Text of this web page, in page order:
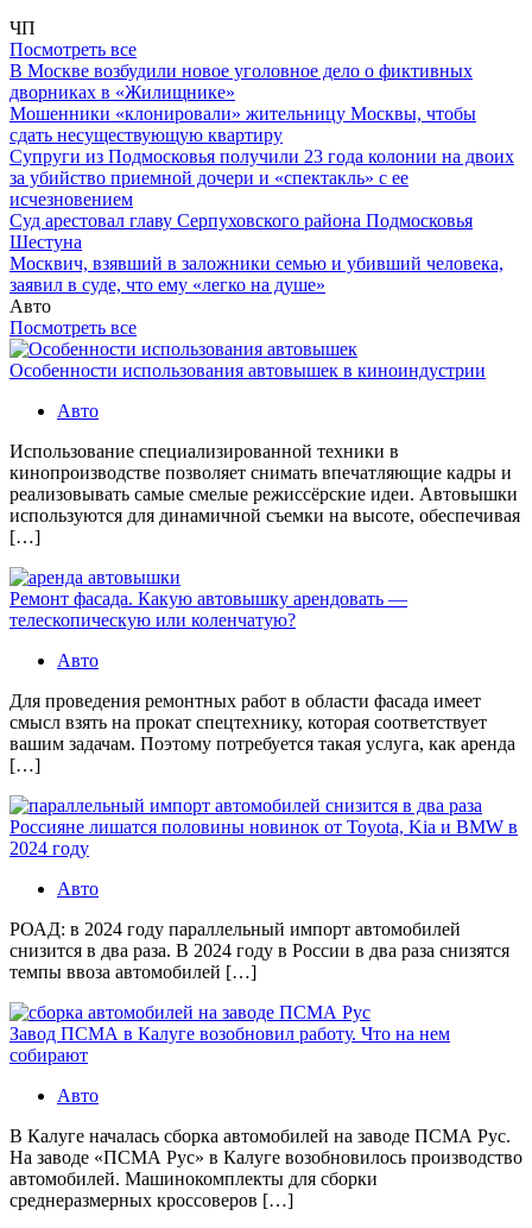
ЧП
Посмотреть все
В Москве возбудили новое уголовное дело о фиктивных
дворниках в «Жилищнике»
Мошенники «клонировали» жительницу Москвы, чтобы
сдать несуществующую квартиру
Супруги из Подмосковья получили 23 года колонии на двоих
за убийство приемной дочери и «спектакль» с ее
исчезновением
Суд арестовал главу Серпуховского района Подмосковья
Шестуна
Москвич, взявший в заложники семью и убивший человека,
заявил в суде, что ему «легко на душе»
Авто
Посмотреть все
Особенности использования автовышек в киноиндустрии
Авто
Использование специализированной техники в
кинопроизводстве позволяет снимать впечатляющие кадры и
реализовывать самые смелые режиссёрские идеи. Автовышки
используются для динамичной съемки на высоте, обеспечивая
[…]
Ремонт фасада. Какую автовышку арендовать —
телескопическую или коленчатую?
Авто
Для проведения ремонтных работ в области фасада имеет
смысл взять на прокат спецтехнику, которая соответствует
вашим задачам. Поэтому потребуется такая услуга, как аренда
[…]
Россияне лишатся половины новинок от Toyota, Kia и BMW в
2024 году
Авто
РОАД: в 2024 году параллельный импорт автомобилей
снизится в два раза. В 2024 году в России в два раза снизятся
темпы ввоза автомобилей […]
Завод ПСМА в Калуге возобновил работу. Что на нем
собирают
Авто
В Калуге началась сборка автомобилей на заводе ПСМА Рус.
На заводе «ПСМА Рус» в Калуге возобновилось производство
автомобилей. Машинокомплекты для сборки
среднеразмерных кроссоверов […]